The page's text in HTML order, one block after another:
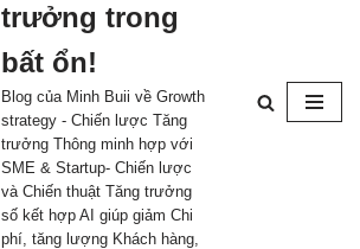
trưởng trong
bất ổn!
Blog của Minh Buii về Growth
strategy - Chiến lược Tăng
trưởng Thông minh hợp với
SME & Startup- Chiến lược
và Chiến thuật Tăng trưởng
số kết hợp AI giúp giảm Chi
phí, tăng lượng Khách hàng,